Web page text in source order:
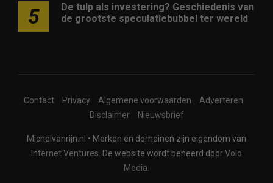
5
De tulp als investering? Geschiedenis van
de grootste speculatiebubbel ter wereld
Contact Privacy Algemene voorwaarden
Adverteren
Disclaimer
Nieuwsbrief
Michelvanrijn.nl • Merken en domeinen zijn eigendom van
Internet Ventures . De website wordt beheerd doorVolo
Media